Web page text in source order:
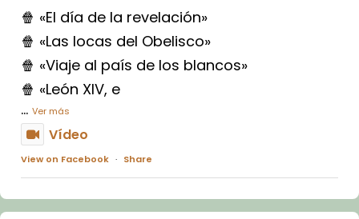
🍿 «El día de la revelación»
🍿 «Las locas del Obelisco»
🍿 «Viaje al país de los blancos»
🍿 «León XIV, e
... Ver más
Vídeo
View on Facebook · Share
Arquebisbat de Barcelona